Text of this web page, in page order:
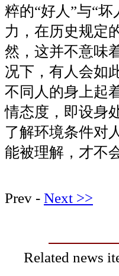
粹的“好人”与“
力，在历史规定
然，这并不意味
况下，有人会如
不同人的身上起
情态度，即设身
了解环境条件对
能被理解，才不
Prev - Next >>
Related news